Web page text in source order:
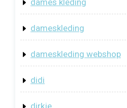
dames kleding
dameskleding
dameskleding webshop
didi